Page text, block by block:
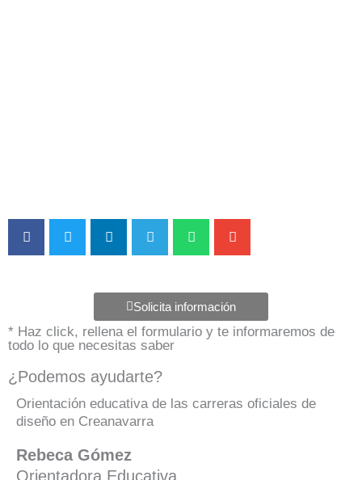
Solicita información
* Haz click, rellena el formulario y te informaremos de
todo lo que necesitas saber
¿Podemos ayudarte?
Orientación educativa de las carreras oficiales de
diseño en Creanavarra
Rebeca Gómez
Orientadora Educativa